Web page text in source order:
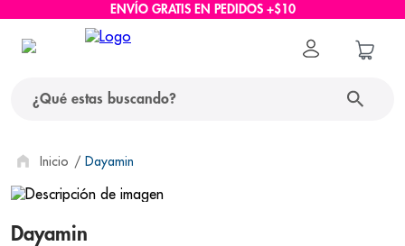
ENVÍO GRATIS EN PEDIDOS +$10
Dayamin
Dayamin
términos más buscados
1. protector solar
2. pañales